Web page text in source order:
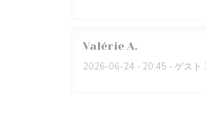
Valérie A
2026-06-24 - 20:45 - ゲスト